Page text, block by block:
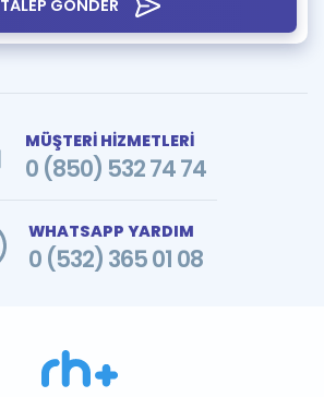
TALEP GÖNDER
MÜŞTERİ HİZMETLERİ
0 (850) 532 74 74
WHATSAPP YARDIM
0 (532) 365 01 08